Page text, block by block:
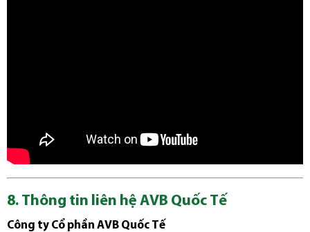
8. Thông tin liên hệ AVB Quốc Tế
Công ty Cổ phần AVB Quốc Tế